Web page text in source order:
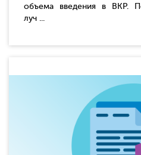
объема введения в ВКР.
луч ...